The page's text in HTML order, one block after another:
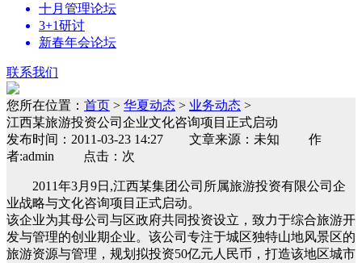
十月管理论坛
3+1研讨
新春年会论坛
联系我们
您所在位置： 首页 > 华夏动态 > 业务动态 >
江西某旅游投资公司企业文化咨询项目正式启动
发布时间：2011-03-23 14:27 文章来源：未知 作
者:admin 点击：次
2011年3月9日,江西某集团公司所属旅游投资有限公司企
业战略与文化咨询项目正式启动。
该企业为其母公司与区政府共同投资设立，致力于综合旅游开
发与管理的创业期企业。该公司专注于城区独特山地风景区的
旅游资源与管理，规划拟投资50亿元人民币，打造该地区城市